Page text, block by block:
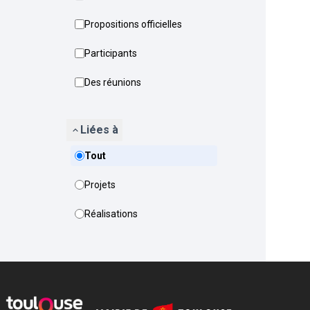
Propositions officielles
Participants
Des réunions
Liées à
Tout
Projets
Réalisations